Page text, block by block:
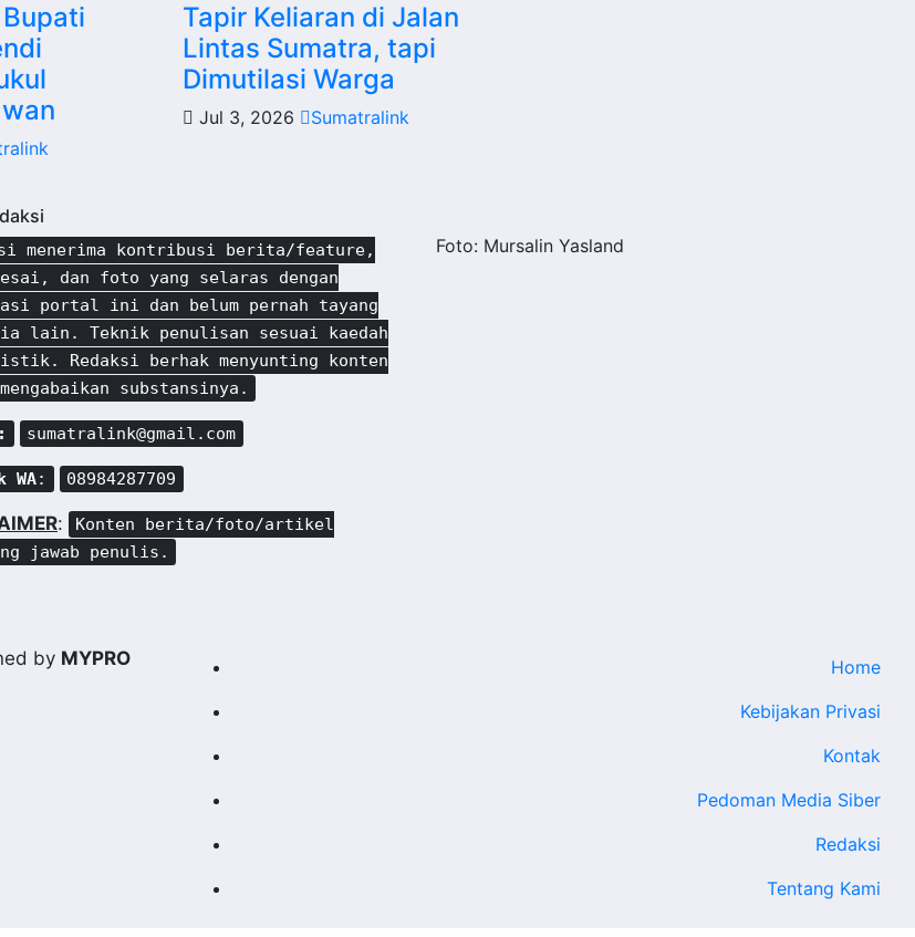
Tapir Keliaran di Jalan
Lintas Sumatra, tapi
Dimutilasi Warga
Jul 3, 2026 Sumatralink
menerima kontribusi berita/feature,
dan foto yang selaras dengan
portal ini dan belum pernah tayang
lain. Teknik penulisan sesuai kaedah
Redaksi berhak menyunting konten
substansinya.
sumatralink@gmail.com
WA: 08984287709
:
Konten berita/foto/artikel
jawab penulis.
Foto: Mursalin Yasland
by MYPRO
Home
Kebijakan Privasi
Kontak
Pedoman Media Siber
Redaksi
Tentang Kami